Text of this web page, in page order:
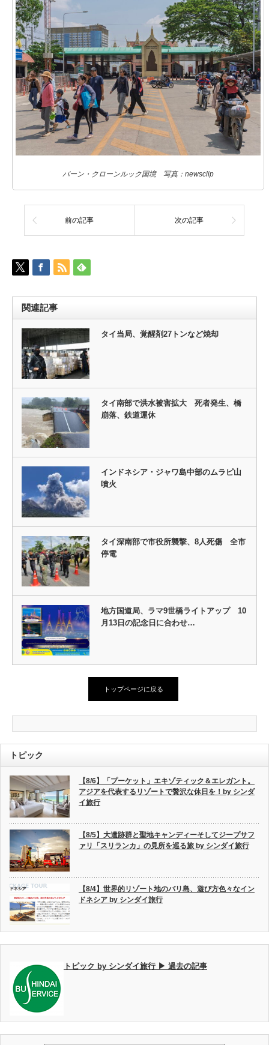
バーン・クローンルック国境 写真：newsclip
前の記事 次の記事
関連記事
タイ当局、覚醒剤27トンなど焼却
タイ南部で洪水被害拡大 死者発生、橋
崩落、鉄道運休
インドネシア・ジャワ島中部のムラピ山
噴火
タイ深南部で市役所襲撃、8人死傷 全市
停電
地方国道局、ラマ9世橋ライトアップ 10
月13日の記念日に合わせ…
トップページに戻る
トピック
【8/6】「プーケット」エキゾティック＆エレガント。
アジアを代表するリゾートで贅沢な休日を！by シンダ
イ旅行
【8/5】大遺跡群と聖地キャンディーそしてジープサフ
ァリ「スリランカ」の見所を巡る旅 by シンダイ旅行
【8/4】世界的リゾート地のバリ島、遊び方色々なイン
ドネシア by シンダイ旅行
トピック by シンダイ旅行 ▶ 過去の記事